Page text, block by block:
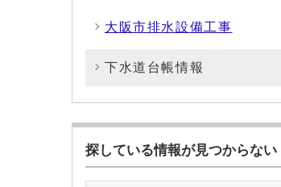
大阪市排水設備工事
下水道台帳情報
探している情報が見つからない